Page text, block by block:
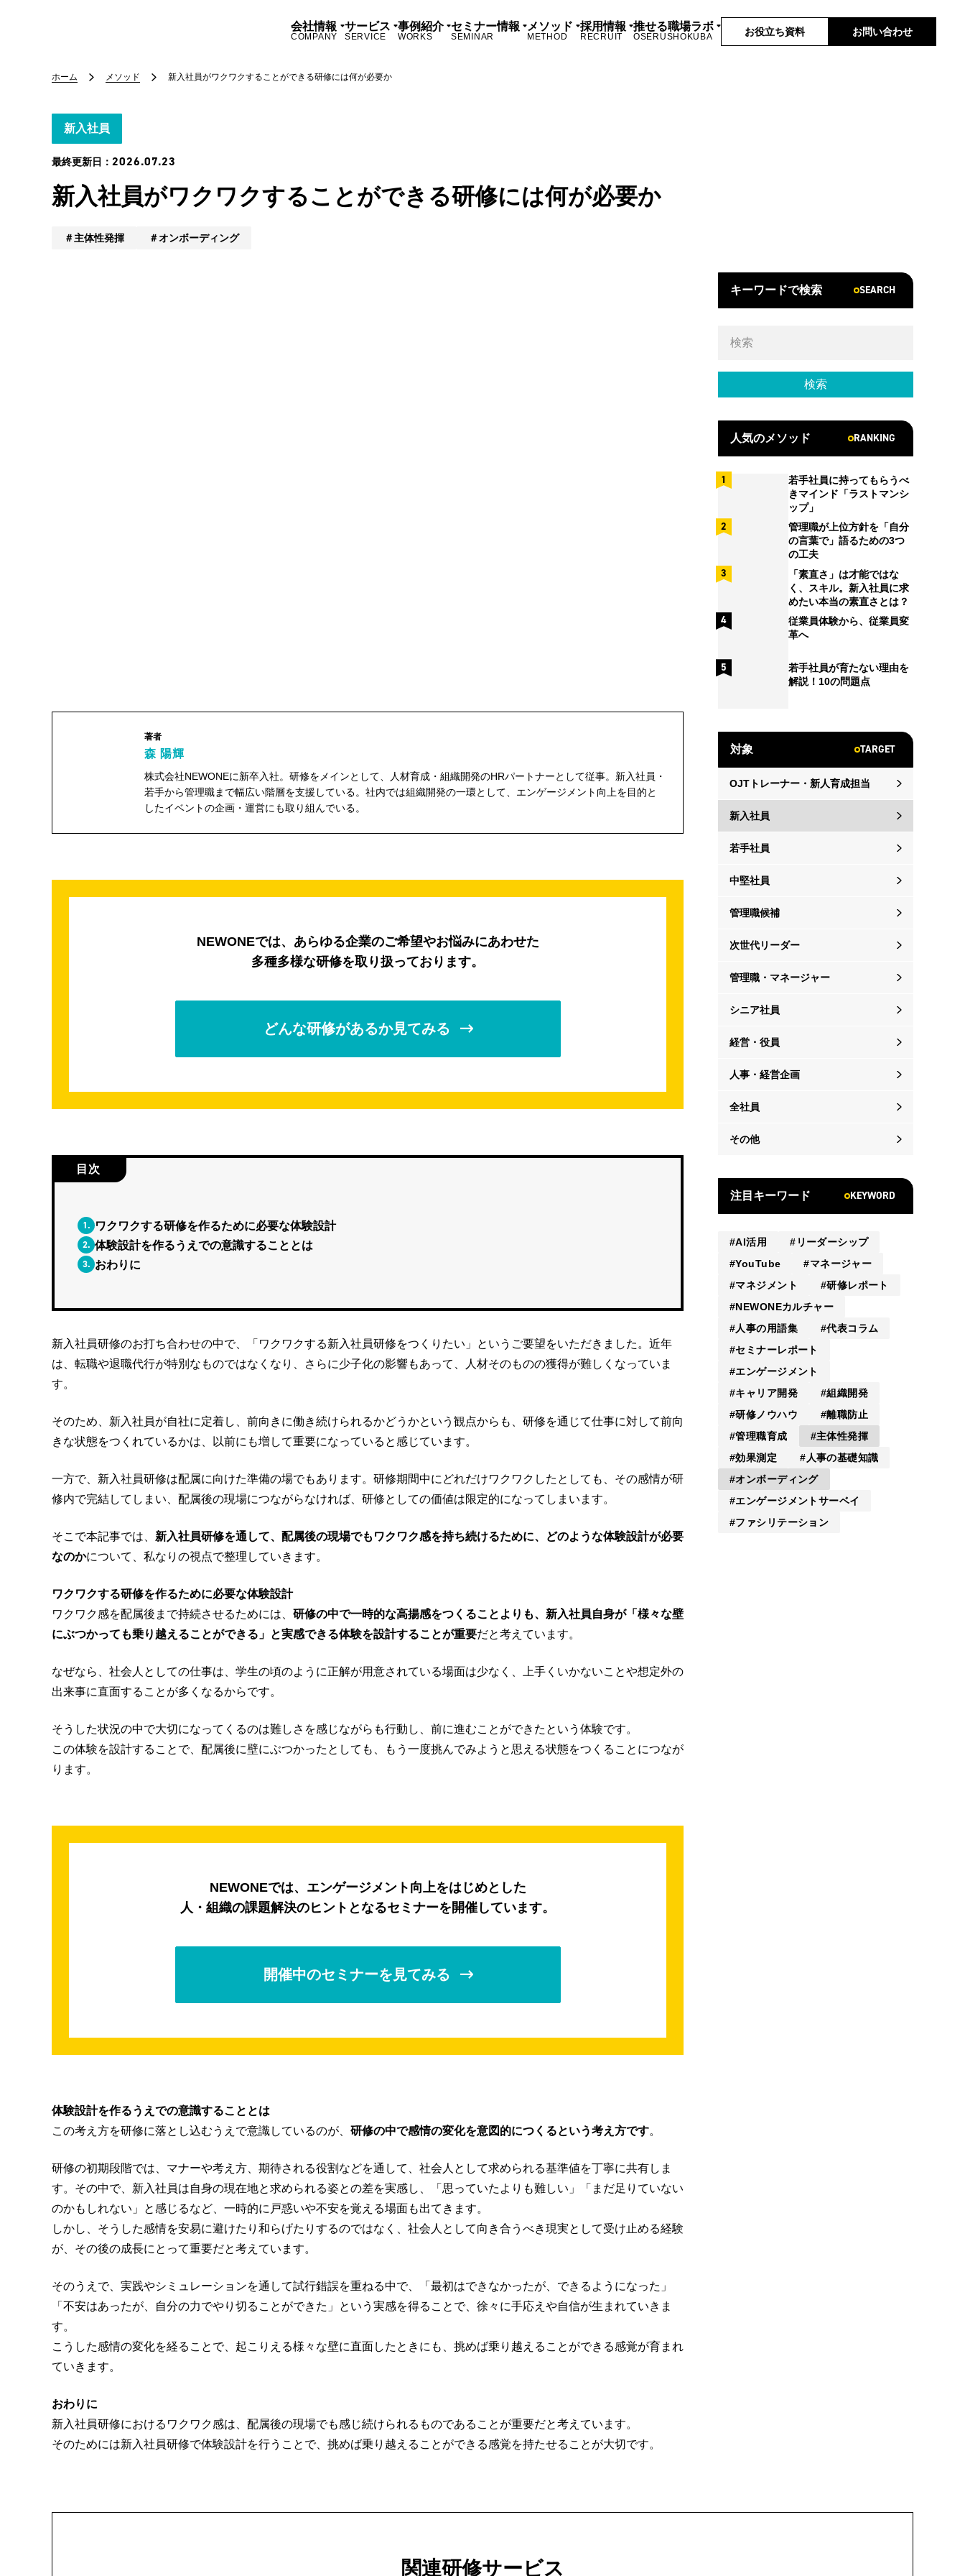
会社情報
COMPANY
サービス
SERVICE
事例紹介
WORKS
セミナー情報
SEMINAR
メソッド
METHOD
採用情報
RECRUIT
推せる職場ラボ
OSERUSHOKUBA お役立ち資料 お問い合わせ
ホーム メソッド 新入社員がワクワクすることができる研修には何が必要か
新入社員
最終更新日： 2026.07.23
新入社員がワクワクすることができる研修には何が必要か
主体性発揮 オンボーディング
width="104"
著者
森 陽輝
株式会社NEWONEに新卒入社。研修をメインとして、人材育成・組織開発のHRパートナーとして従事。新入社員・
若手から管理職まで幅広い階層を支援している。社内では組織開発の一環として、エンゲージメント向上を目的と
したイベントの企画・運営にも取り組んでいる。
NEWONEでは、あらゆる企業のご希望やお悩みにあわせた
多種多様な研修を取り扱っております。
どんな研修があるか見てみる
目次
1. ワクワクする研修を作るために必要な体験設計
2. 体験設計を作るうえでの意識することとは
3. おわりに
新入社員研修のお打ち合わせの中で、「ワクワクする新入社員研修をつくりたい」というご要望をいただきました。近年
は、転職や退職代行が特別なものではなくなり、さらに少子化の影響もあって、人材そのものの獲得が難しくなっていま
す。
そのため、新入社員が自社に定着し、前向きに働き続けられるかどうかという観点からも、研修を通じて仕事に対して前向
きな状態をつくれているかは、以前にも増して重要になっていると感じています。
一方で、新入社員研修は配属に向けた準備の場でもあります。研修期間中にどれだけワクワクしたとしても、その感情が研
修内で完結してしまい、配属後の現場につながらなければ、研修としての価値は限定的になってしまいます。
そこで本記事では、 新入社員研修を通して、配属後の現場でもワクワク感を持ち続けるために、どのような体験設計が必要
なのかについて、私なりの視点で整理していきます。
ワクワクする研修を作るために必要な体験設計
ワクワク感を配属後まで持続させるためには、 研修の中で一時的な高揚感をつくることよりも、新入社員自身が「様々な壁
にぶつかっても乗り越えることができる」と実感できる体験を設計することが重要だと考えています。
なぜなら、社会人としての仕事は、学生の頃のように正解が用意されている場面は少なく、上手くいかないことや想定外の
出来事に直面することが多くなるからです。
そうした状況の中で大切になってくるのは難しさを感じながらも行動し、前に進むことができたという体験です。
この体験を設計することで、配属後に壁にぶつかったとしても、もう一度挑んでみようと思える状態をつくることにつなが
ります。
NEWONEでは、エンゲージメント向上をはじめとした
人・組織の課題解決のヒントとなるセミナーを開催しています。
開催中のセミナーを見てみる
体験設計を作るうえでの意識することとは
この考え方を研修に落とし込むうえで意識しているのが、 研修の中で感情の変化を意図的につくるという考え方です。
研修の初期段階では、マナーや考え方、期待される役割などを通して、社会人として求められる基準値を丁寧に共有しま
す。その中で、新入社員は自身の現在地と求められる姿との差を実感し、「思っていたよりも難しい」「まだ足りていない
のかもしれない」と感じるなど、一時的に戸惑いや不安を覚える場面も出てきます。
しかし、そうした感情を安易に避けたり和らげたりするのではなく、社会人として向き合うべき現実として受け止める経験
が、その後の成長にとって重要だと考えています。
そのうえで、実践やシミュレーションを通して試行錯誤を重ねる中で、「最初はできなかったが、できるようになった」
「不安はあったが、自分の力でやり切ることができた」という実感を得ることで、徐々に手応えや自信が生まれていきま
す。
こうした感情の変化を経ることで、起こりえる様々な壁に直面したときにも、挑めば乗り越えることができる感覚が育まれ
ていきます。
おわりに
新入社員研修におけるワクワク感は、配属後の現場でも感じ続けられるものであることが重要だと考えています。
そのためには新入社員研修で体験設計を行うことで、挑めば乗り越えることができる感覚を持たせることが大切です。
キーワードで検索 SEARCH
人気のメソッド RANKING
若手社員に持ってもらうべ
きマインド「ラストマンシ
ップ」
管理職が上位方針を「自分
の言葉で」語るための3つ
の工夫
「素直さ」は才能ではな
く、スキル。新入社員に求
めたい本当の素直さとは？
従業員体験から、従業員変
革へ
若手社員が育たない理由を
解説！10の問題点
対象 TARGET
OJTトレーナー・新人育成担当
新入社員
若手社員
中堅社員
管理職候補
次世代リーダー
管理職・マネージャー
シニア社員
経営・役員
人事・経営企画
全社員
その他
注目キーワード KEYWORD
AI活用
リーダーシップ
YouTube
マネージャー
マネジメント
研修レポート
NEWONEカルチャー
人事の用語集
代表コラム
セミナーレポート
エンゲージメント
キャリア開発
組織開発
研修ノウハウ
離職防止
管理職育成
主体性発揮
効果測定
人事の基礎知識
オンボーディング
エンゲージメントサーベイ
ファシリテーション
関連研修サービス